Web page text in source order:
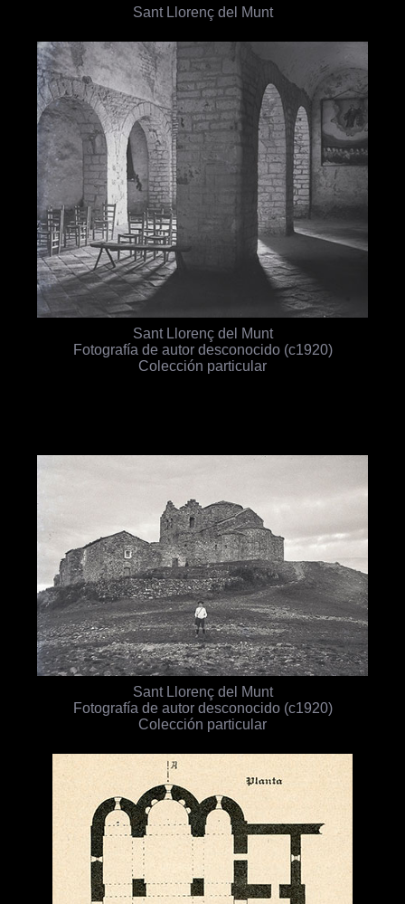
Sant Llorenç del Munt
Sant Llorenç del Munt
Fotografía de autor desconocido (c1920)
Colección particular
Sant Llorenç del Munt
Fotografía de autor desconocido (c1920)
Colección particular